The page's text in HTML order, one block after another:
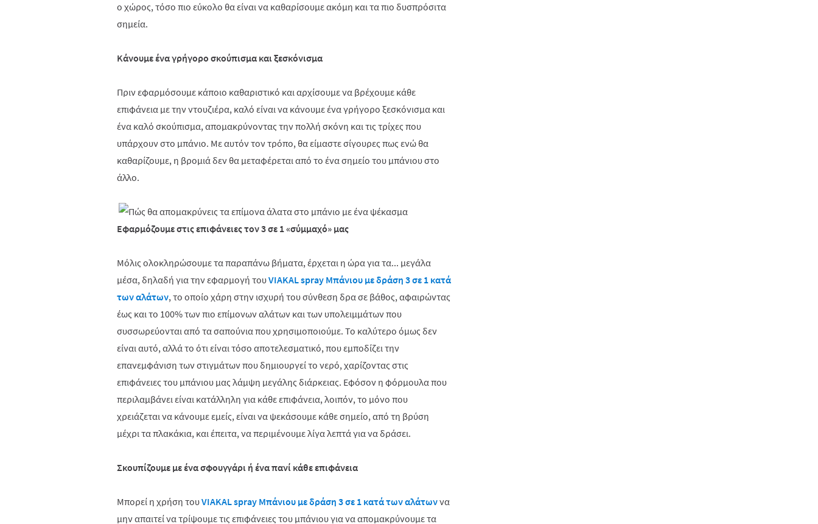
ο χώρος, τόσο πιο εύκολο θα είναι να καθαρίσουμε ακόμη και τα πιο δυσπρόσιτα
σημεία.
Κάνουμε ένα γρήγορο σκούπισμα και ξεσκόνισμα
Πριν εφαρμόσουμε κάποιο καθαριστικό και αρχίσουμε να βρέχουμε κάθε
επιφάνεια με την ντουζιέρα, καλό είναι να κάνουμε ένα γρήγορο ξεσκόνισμα και
ένα καλό σκούπισμα, απομακρύνοντας την πολλή σκόνη και τις τρίχες που
υπάρχουν στο μπάνιο. Με αυτόν τον τρόπο, θα είμαστε σίγουρες πως ενώ θα
καθαρίζουμε, η βρομιά δεν θα μεταφέρεται από το ένα σημείο του μπάνιου στο
άλλο.
Εφαρμόζουμε στις επιφάνειες τον 3 σε 1 «σύμμαχό» μας
Μόλις ολοκληρώσουμε τα παραπάνω βήματα, έρχεται η ώρα για τα... μεγάλα
μέσα, δηλαδή για την εφαρμογή τουVIAKAL spray Μπάνιου με δράση 3 σε 1 κατά
των αλάτων, το οποίο χάρη στην ισχυρή του σύνθεση δρα σε βάθος, αφαιρώντας
έως και το 100% των πιο επίμονων αλάτων και των υπολειμμάτων που
συσσωρεύονται από τα σαπούνια που χρησιμοποιούμε. Το καλύτερο όμως δεν
είναι αυτό, αλλά το ότι είναι τόσο αποτελεσματικό, που εμποδίζει την
επανεμφάνιση των στιγμάτων που δημιουργεί το νερό, χαρίζοντας στις
επιφάνειες του μπάνιου μας λάμψη μεγάλης διάρκειας. Εφόσον η φόρμουλα που
περιλαμβάνει είναι κατάλληλη για κάθε επιφάνεια, λοιπόν, το μόνο που
χρειάζεται να κάνουμε εμείς, είναι να ψεκάσουμε κάθε σημείο, από τη βρύση
μέχρι τα πλακάκια, και έπειτα, να περιμένουμε λίγα λεπτά για να δράσει.
Σκουπίζουμε με ένα σφουγγάρι ή ένα πανί κάθε επιφάνεια
Μπορεί η χρήση τουVIAKAL spray Μπάνιου με δράση 3 σε 1 κατά των αλάτωννα
μην απαιτεί να τρίψουμε τις επιφάνειες του μπάνιου για να απομακρύνουμε τα